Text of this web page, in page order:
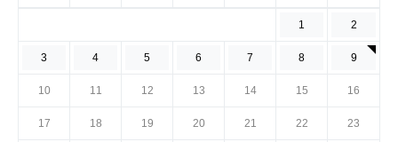
1 2
3 4 5 6 7 8 9
10 11 12 13 14 15 16
17 18 19 20 21 22 23